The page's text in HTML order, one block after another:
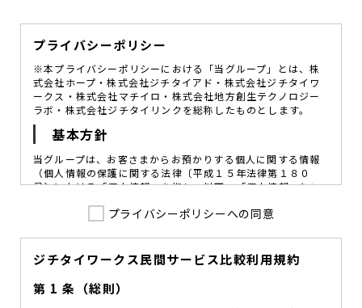
プライバシーポリシー
※本プライバシーポリシーにおける「当グループ」とは、株
式会社ホープ・株式会社ジチタイアド・株式会社ジチタイワ
ークス・株式会社マチイロ・株式会社地方創生テクノロジー
ラボ・株式会社ジチタイリンクを総称したものとします。
基本方針
当グループは、お客さまからお預かりする個人に関する情報
（個人情報の保護に関する法律〔平成１５年法律第１８０
号〕における「個人情報」を指し、以下、「個人情報」とい
図ることが、重要な社会的責務であると考えております。
を定め、役員及び従業員に個人情報保護の重要性の認識と取
組みを徹底させることによって、個人情報の適切な取り扱い
に努めてまいります。
プライバシーポリシーへの同意
ジチタイワークス民間サービス比較利用規約
第 1 条（総則）